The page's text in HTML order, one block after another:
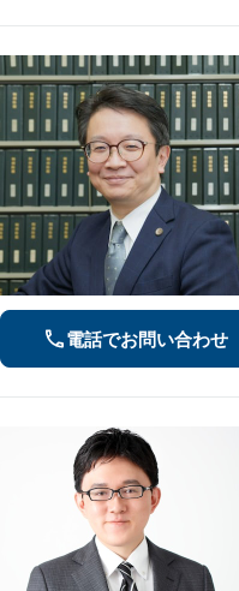
電話でお問い合わせ